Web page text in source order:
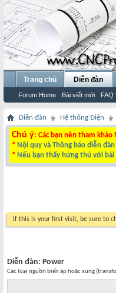
Trang chủ Diễn đàn
Forum Home Bài viết mới FAQ
Diễn đàn Hệ thống Điện
Chú ý: Các bạn nên tham
* Nội quy và Thông báo diễn đàn
* Nếu bạn thấy hứng thú với bài
If this is your first visit, be sure to
Diễn đàn: Power
Các loại nguồn biến áp hoặc xung